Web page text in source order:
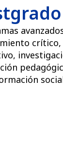
crítico,